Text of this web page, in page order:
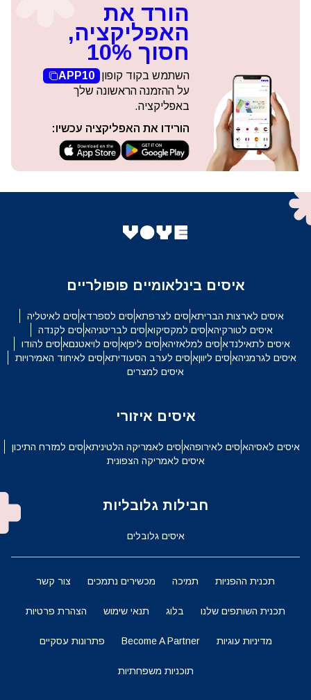
הורד את
האפליקציה,
חסוך 10%
השתמש בקוד קופון
APP10
על ההזמנה הראשונה שלך
באפליקציה.
הורידו את האפליקציה עכשיו:
איסים בינלאומיים פופולריים
איסים לארצות הבריתאיסים לצרפתאיסים לספרדאיסים לאיטליה
איסים לטורקיהאיסים למקסיקואיסים לבריטניהאיסים לקנדה
איסים לתאילנדאיסים למלאזיהאיסים ליפןאיסים לויאטנםאיסים להודו
איסים לגרמניהאיסים ליווןאיסים לערב הסעודיתאיסים לאיחוד האמירויות
איסים למצרים
איסים איזורי
איסים לאסיהאיסים לאירופהאיסים לאמריקה הלטיניתאיסים למזרח התיכון
איסים לאמריקה הצפונית
חבילות גלובליות
איסים גלובלים
תכנית ההפניות תמיכה מכשירים נתמכים צור קשר
תכנית השותפים שלנו בלוג תנאי שימוש הצהרת פרטיות
מדיניות עוגיות Become A Partner פתרונות עסקיים
תוכניות משפחתיות